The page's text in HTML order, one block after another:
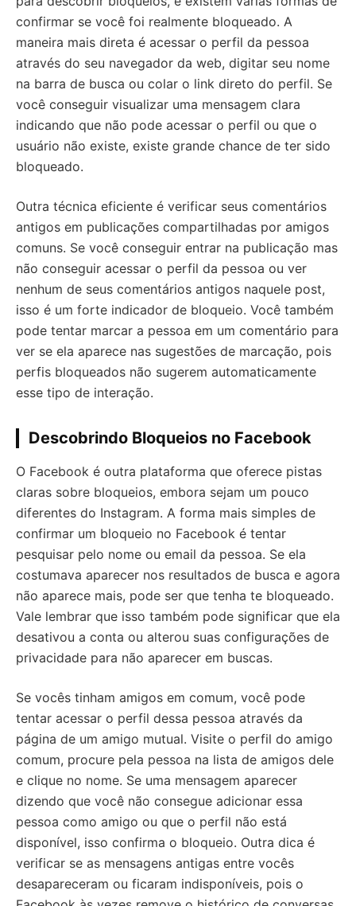
confirmar se você foi realmente bloqueado. A
maneira mais direta é acessar o perfil da pessoa
através do seu navegador da web, digitar seu nome
na barra de busca ou colar o link direto do perfil. Se
você conseguir visualizar uma mensagem clara
indicando que não pode acessar o perfil ou que o
usuário não existe, existe grande chance de ter sido
bloqueado.
Outra técnica eficiente é verificar seus comentários
antigos em publicações compartilhadas por amigos
comuns. Se você conseguir entrar na publicação mas
não conseguir acessar o perfil da pessoa ou ver
nenhum de seus comentários antigos naquele post,
isso é um forte indicador de bloqueio. Você também
pode tentar marcar a pessoa em um comentário para
ver se ela aparece nas sugestões de marcação, pois
perfis bloqueados não sugerem automaticamente
esse tipo de interação.
Descobrindo Bloqueios no Facebook
O Facebook é outra plataforma que oferece pistas
claras sobre bloqueios, embora sejam um pouco
diferentes do Instagram. A forma mais simples de
confirmar um bloqueio no Facebook é tentar
pesquisar pelo nome ou email da pessoa. Se ela
costumava aparecer nos resultados de busca e agora
não aparece mais, pode ser que tenha te bloqueado.
Vale lembrar que isso também pode significar que ela
desativou a conta ou alterou suas configurações de
privacidade para não aparecer em buscas.
Se vocês tinham amigos em comum, você pode
tentar acessar o perfil dessa pessoa através da
página de um amigo mutual. Visite o perfil do amigo
comum, procure pela pessoa na lista de amigos dele
e clique no nome. Se uma mensagem aparecer
dizendo que você não consegue adicionar essa
pessoa como amigo ou que o perfil não está
disponível, isso confirma o bloqueio. Outra dica é
verificar se as mensagens antigas entre vocês
desapareceram ou ficaram indisponíveis, pois o